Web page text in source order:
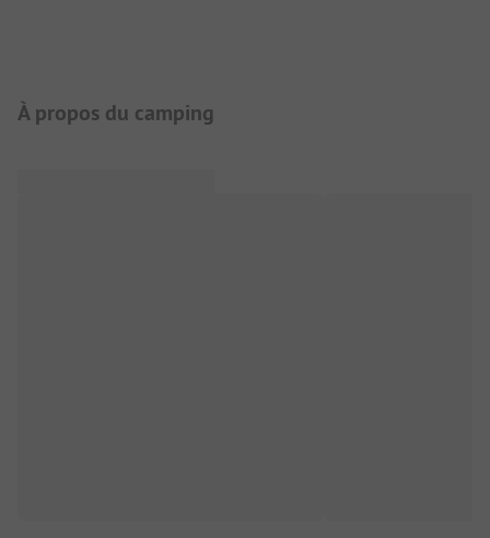
Présentation du camping
À propos du camping